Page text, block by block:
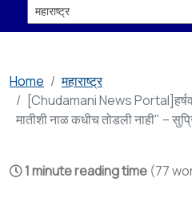
Home
महाराष्ट्र
[Chudamani News
मातीशी नाळ कधीच तोडली नाही" –
1 minute reading time (77